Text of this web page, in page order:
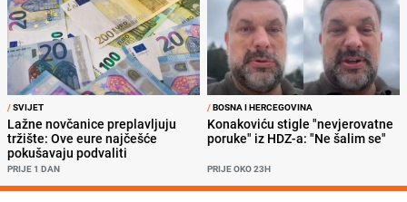
/SVIJET
Lažne novčanice preplavljuju
tržište: Ove eure najčešće
pokušavaju podvaliti
PRIJE 1 DAN
/BOSNA I HERCEGOVINA
Konakoviću stigle "nevjerovatne
poruke" iz HDZ-a: "Ne šalim se"
PRIJE OKO 23H